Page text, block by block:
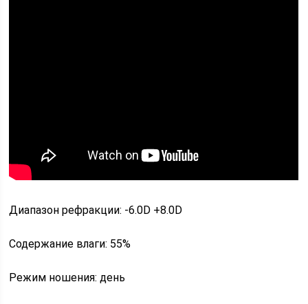
Диапазон рефракции: -6.0D +8.0D
Содержание влаги: 55%
Режим ношения: день